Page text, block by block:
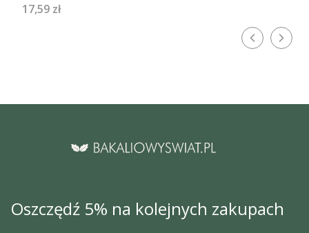
Cena
17,59 zł
Oszczędź 5% na kolejnych zakupach